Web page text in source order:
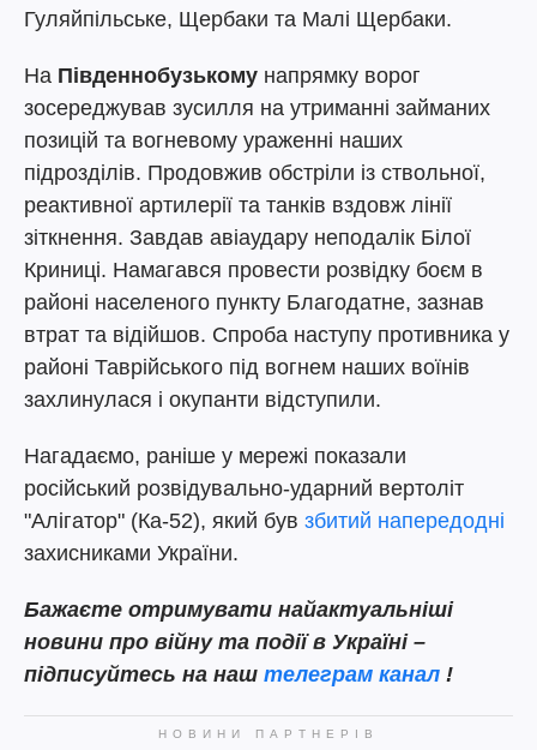
Гуляйпільське, Щербаки та Малі Щербаки.
На Південнобузькому напрямку ворог
зосереджував зусилля на утриманні займаних
позицій та вогневому ураженні наших
підрозділів. Продовжив обстріли із ствольної,
реактивної артилерії та танків вздовж лінії
зіткнення. Завдав авіаудару неподалік Білої
Криниці. Намагався провести розвідку боєм в
районі населеного пункту Благодатне, зазнав
втрат та відійшов. Спроба наступу противника у
районі Таврійського під вогнем наших воїнів
захлинулася і окупанти відступили.
Нагадаємо, раніше у мережі показали
російський розвідувально-ударний вертоліт
"Алігатор" (Ка-52), який був збитий напередодні
захисниками України.
Бажаєте отримувати найактуальніші
новини про війну та події в Україні –
підписуйтесь на наш телеграм канал !